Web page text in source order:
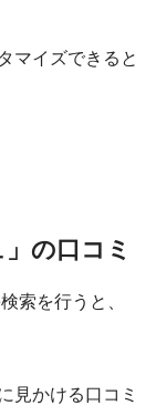
マイズできると
の口コミ
索を行うと、
見かける口コミ